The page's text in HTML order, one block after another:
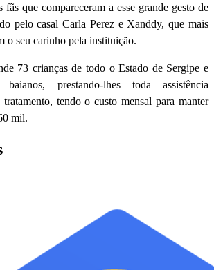
fãs que compareceram a esse grande gesto de
pelo casal Carla Perez e Xanddy, que mais
o seu carinho pela instituição.
73 crianças de todo o Estado de Sergipe e
prestando-lhes toda assistência
tratamento, tendo o custo mensal para manter
mil.